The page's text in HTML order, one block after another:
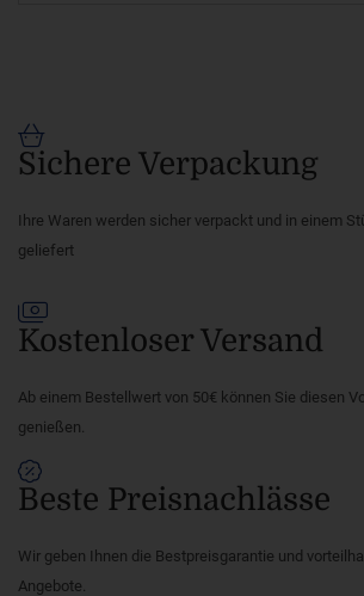
Sichere Verpackung
Ihre Waren werden sicher verpackt und in einem
geliefert
Kostenloser Versand
Ab einem Bestellwert von 50€ können Sie diesen
genießen.
Beste Preisnachlässe
Wir geben Ihnen die Bestpreisgarantie und
Angebote.